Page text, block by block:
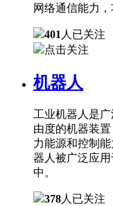
网络通信能力，
401 人已关注
点击关注
机器人
工业机器人是
由度的机器装
力能源和控制
器人被广泛应
中。
378人已关注